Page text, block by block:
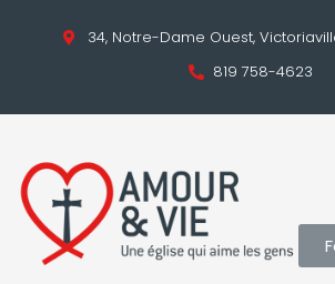
34, Notre-Dame Ouest,
819 758-4623